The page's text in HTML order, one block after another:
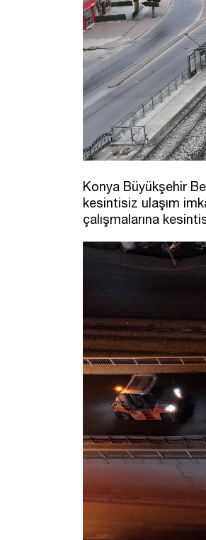
Konya Büyükşehir
kesintisiz ulaşım
çalışmalarına